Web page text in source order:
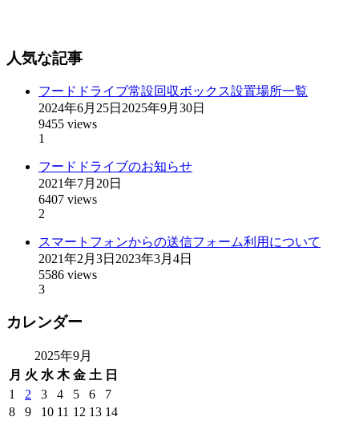
人気な記事
フードドライブ常設回収ボックス設置場所一覧
2024年6月25日 2025年9月30日
9455 views
1
フードドライブのお知らせ
2021年7月20日
6407 views
2
スマートフォンからの送信フォーム利用について
2021年2月3日 2023年3月4日
5586 views
3
カレンダー
2025年9月
月 火 水 木 金 土 日
1
2 3 4 5 6
7
8
9 10 11 12 13 14